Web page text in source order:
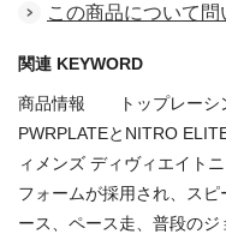
この商品について問
関連 KEYWORD
商品情報 トップレーシン
PWRPLATEとNITRO
ィメンズ ディヴィエイ
フォームが採用され、ス
ース、ペース走、普段の